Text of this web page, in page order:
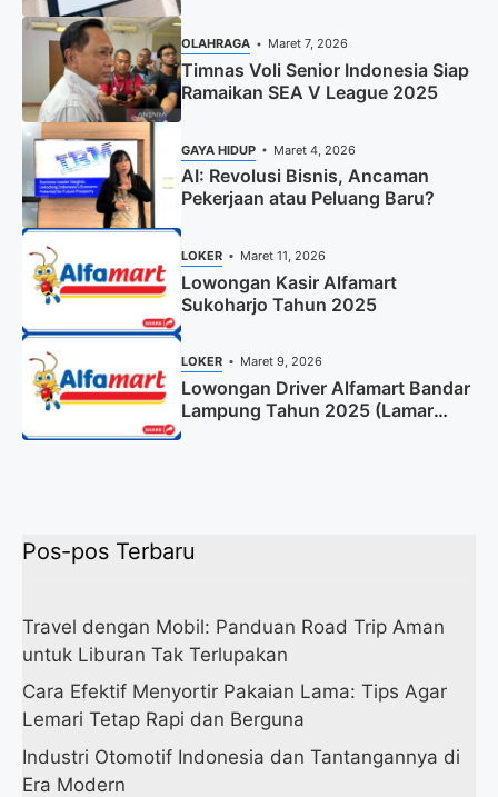
OLAHRAGA Maret 7, 2026
Timnas Voli Senior Indonesia Siap
Ramaikan SEA V League 2025
GAYA HIDUP Maret 4, 2026
AI: Revolusi Bisnis, Ancaman
Pekerjaan atau Peluang Baru?
LOKER Maret 11, 2026
Lowongan Kasir Alfamart
Sukoharjo Tahun 2025
LOKER Maret 9, 2026
Lowongan Driver Alfamart Bandar
Lampung Tahun 2025 (Lamar
Sekarang)
Pos-pos Terbaru
Travel dengan Mobil: Panduan Road Trip Aman
untuk Liburan Tak Terlupakan
Cara Efektif Menyortir Pakaian Lama: Tips Agar
Lemari Tetap Rapi dan Berguna
Industri Otomotif Indonesia dan Tantangannya di
Era Modern